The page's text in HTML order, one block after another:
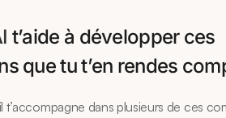
t’aide à développer ces
que tu t’en rendes
t’accompagne dans plusieurs de ces